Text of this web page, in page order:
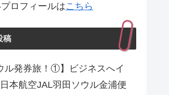
ロフィールはこちら
稿
ル発券旅！①】ビジネスへイ
本航空JAL羽田ソウル金浦便